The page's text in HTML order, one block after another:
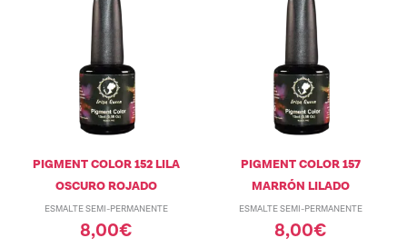
PIGMENT COLOR 152 LILA
OSCURO ROJADO
ESMALTE SEMI-PERMANENTE
8,00€
PIGMENT COLOR 157
MARRÓN LILADO
ESMALTE SEMI-PERMANENTE
8,00€